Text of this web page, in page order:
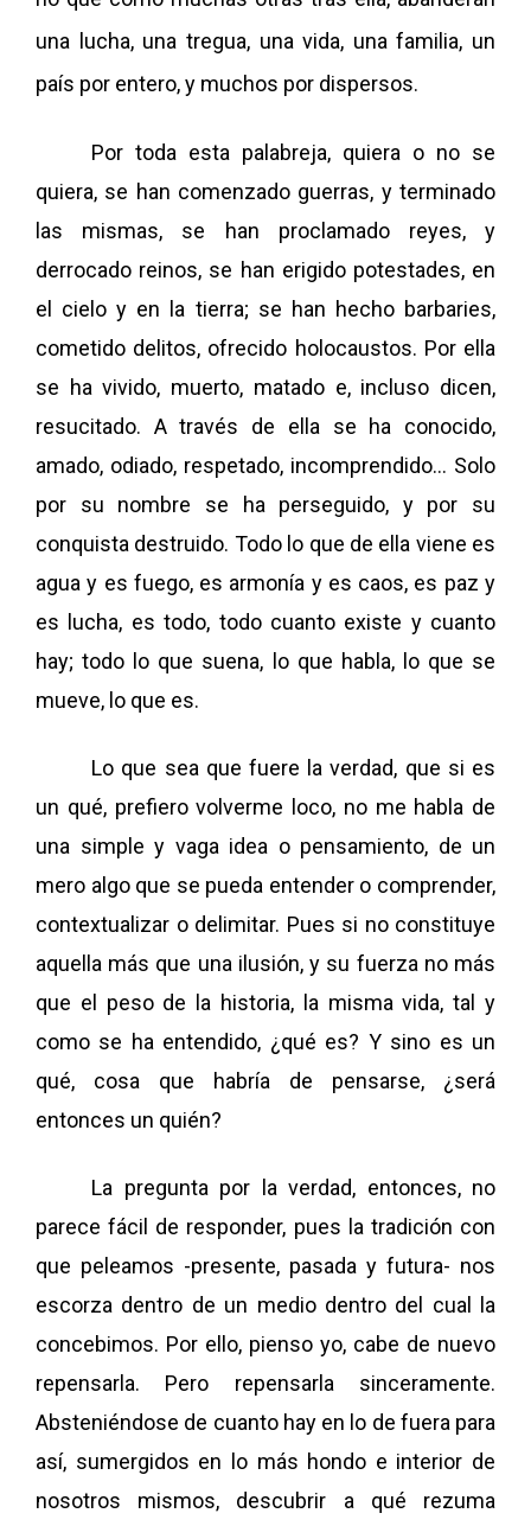
una lucha, una tregua, una vida, una familia, un
país por entero, y muchos por dispersos.
Por toda esta palabreja, quiera o no se
quiera, se han comenzado guerras, y terminado
las mismas, se han proclamado reyes, y
derrocado reinos, se han erigido potestades, en
el cielo y en la tierra; se han hecho barbaries,
cometido delitos, ofrecido holocaustos. Por ella
se ha vivido, muerto, matado e, incluso dicen,
resucitado. A través de ella se ha conocido,
amado, odiado, respetado, incomprendido… Solo
por su nombre se ha perseguido, y por su
conquista destruido. Todo lo que de ella viene es
agua y es fuego, es armonía y es caos, es paz y
es lucha, es todo, todo cuanto existe y cuanto
hay; todo lo que suena, lo que habla, lo que se
mueve, lo que es.
Lo que sea que fuere la verdad, que si es
un qué, prefiero volverme loco, no me habla de
una simple y vaga idea o pensamiento, de un
mero algo que se pueda entender o comprender,
contextualizar o delimitar. Pues si no constituye
aquella más que una ilusión, y su fuerza no más
que el peso de la historia, la misma vida, tal y
como se ha entendido, ¿qué es? Y sino es un
qué, cosa que habría de pensarse, ¿será
entonces un quién?
La pregunta por la verdad, entonces, no
parece fácil de responder, pues la tradición con
que peleamos -presente, pasada y futura- nos
escorza dentro de un medio dentro del cual la
concebimos. Por ello, pienso yo, cabe de nuevo
repensarla. Pero repensarla sinceramente.
Absteniéndose de cuanto hay en lo de fuera para
así, sumergidos en lo más hondo e interior de
nosotros mismos, descubrir a qué rezuma